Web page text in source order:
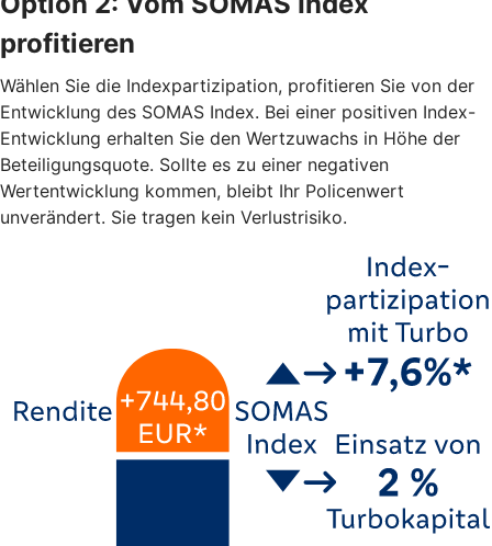
profitieren
Wählen Sie die Indexpartizipation, profitieren Sie von der
Entwicklung des SOMAS Index. Bei einer positiven Index-
Entwicklung erhalten Sie den Wertzuwachs in Höhe der
Beteiligungsquote. Sollte es zu einer negativen
Wertentwicklung kommen, bleibt Ihr Policenwert
unverändert. Sie tragen kein Verlustrisiko.